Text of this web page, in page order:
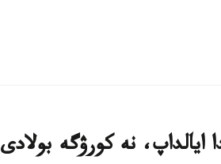
ايالداپ، نە كورۋگە بولادى